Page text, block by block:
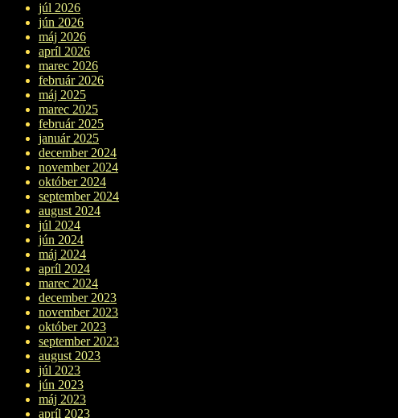
júl 2026
jún 2026
máj 2026
apríl 2026
marec 2026
február 2026
máj 2025
marec 2025
február 2025
január 2025
december 2024
november 2024
október 2024
september 2024
august 2024
júl 2024
jún 2024
máj 2024
apríl 2024
marec 2024
december 2023
november 2023
október 2023
september 2023
august 2023
júl 2023
jún 2023
máj 2023
apríl 2023